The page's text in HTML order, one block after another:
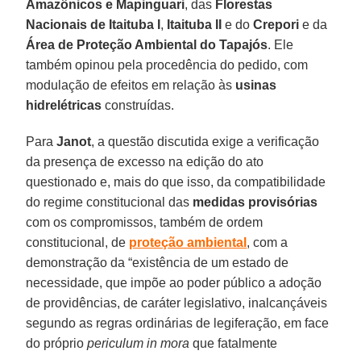
Amazônicos e Mapinguari, das Florestas
Nacionais de Itaituba I , Itaituba II e doCrepori e da
Área de Proteção Ambiental do Tapajós. Ele
também opinou pela procedência do pedido, com
modulação de efeitos em relação às usinas
hidrelétricas construídas.
ParaJanot, a questão discutida exige a verificação
da presença de excesso na edição do ato
questionado e, mais do que isso, da compatibilidade
do regime constitucional das medidas provisórias
com os compromissos, também de ordem
constitucional, de proteção ambiental , com a
demonstração da “existência de um estado de
necessidade, que impõe ao poder público a adoção
de providências, de caráter legislativo, inalcançáveis
segundo as regras ordinárias de legiferação, em face
do própriopericulum in mora que fatalmente